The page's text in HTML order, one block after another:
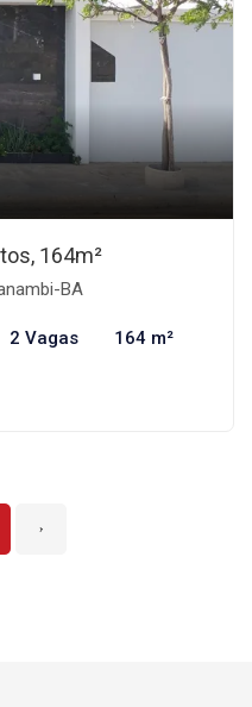
164m²
BA
2 Vagas 164 m²
›